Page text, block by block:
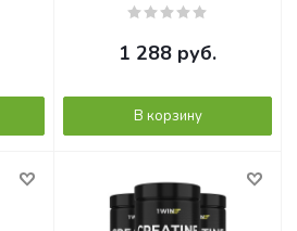
1 288 руб.
В корзину